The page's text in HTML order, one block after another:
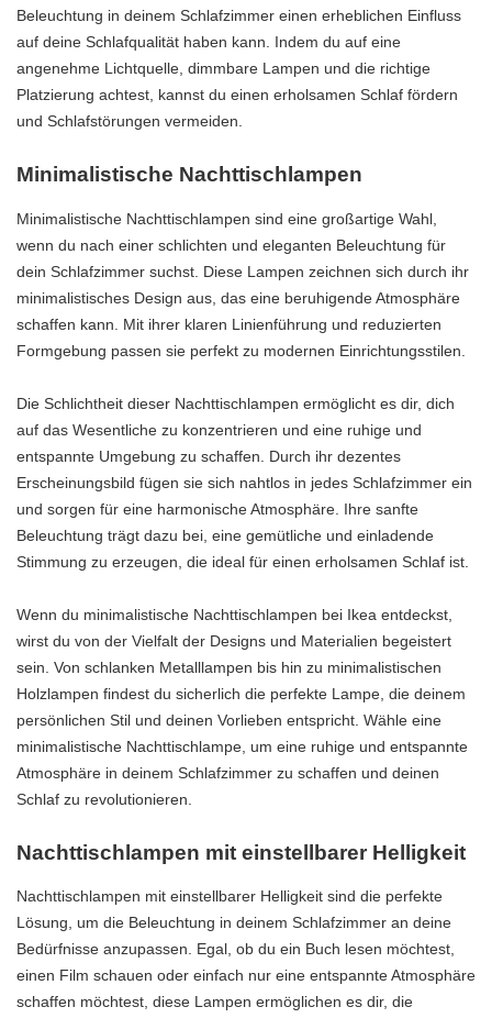
Beleuchtung in deinem Schlafzimmer einen erheblichen Einfluss
auf deine Schlafqualität haben kann. Indem du auf eine
angenehme Lichtquelle, dimmbare Lampen und die richtige
Platzierung achtest, kannst du einen erholsamen Schlaf fördern
und Schlafstörungen vermeiden.
Minimalistische Nachttischlampen
Minimalistische Nachttischlampen sind eine großartige Wahl,
wenn du nach einer schlichten und eleganten Beleuchtung für
dein Schlafzimmer suchst. Diese Lampen zeichnen sich durch ihr
minimalistisches Design aus, das eine beruhigende Atmosphäre
schaffen kann. Mit ihrer klaren Linienführung und reduzierten
Formgebung passen sie perfekt zu modernen Einrichtungsstilen.
Die Schlichtheit dieser Nachttischlampen ermöglicht es dir, dich
auf das Wesentliche zu konzentrieren und eine ruhige und
entspannte Umgebung zu schaffen. Durch ihr dezentes
Erscheinungsbild fügen sie sich nahtlos in jedes Schlafzimmer ein
und sorgen für eine harmonische Atmosphäre. Ihre sanfte
Beleuchtung trägt dazu bei, eine gemütliche und einladende
Stimmung zu erzeugen, die ideal für einen erholsamen Schlaf ist.
Wenn du minimalistische Nachttischlampen bei Ikea entdeckst,
wirst du von der Vielfalt der Designs und Materialien begeistert
sein. Von schlanken Metalllampen bis hin zu minimalistischen
Holzlampen findest du sicherlich die perfekte Lampe, die deinem
persönlichen Stil und deinen Vorlieben entspricht. Wähle eine
minimalistische Nachttischlampe, um eine ruhige und entspannte
Atmosphäre in deinem Schlafzimmer zu schaffen und deinen
Schlaf zu revolutionieren.
Nachttischlampen mit einstellbarer Helligkeit
Nachttischlampen mit einstellbarer Helligkeit sind die perfekte
Lösung, um die Beleuchtung in deinem Schlafzimmer an deine
Bedürfnisse anzupassen. Egal, ob du ein Buch lesen möchtest,
einen Film schauen oder einfach nur eine entspannte Atmosphäre
schaffen möchtest, diese Lampen ermöglichen es dir, die